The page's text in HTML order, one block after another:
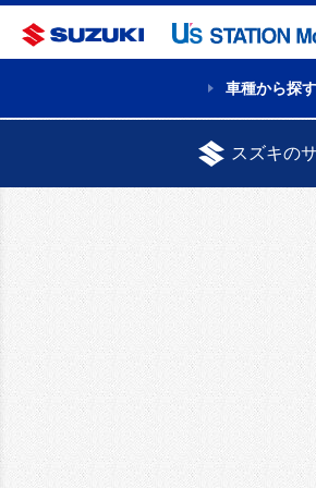
車種から探す
スズキの